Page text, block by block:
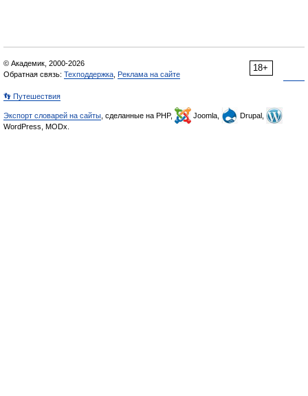
18+
© Академик, 2000-2026
Обратная связь: Техподдержка Реклама на сайте
👣 Путешествия
Экспорт словарей на сайты , сделанные на PHP, Joomla,
Drupal,
WordPress, MODx.